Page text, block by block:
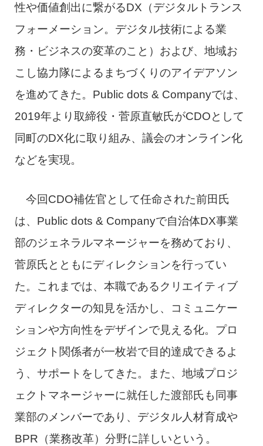
性や価値創出に繋がるDX（デジタルトランス
フォーメーション。デジタル技術による業
務・ビジネスの変革のこと）および、地域お
こし協力隊によるまちづくりのアイデアソン
を進めてきた。Public dots & Companyでは、
2019年より取締役・菅原直敏氏がCDOとして
同町のDX化に取り組み、議会のオンライン化
などを実現。
今回CDO補佐官として任命された前田氏
は、Public dots & Companyで自治体DX事業
部のジェネラルマネージャーを務めており、
菅原氏とともにディレクションを行ってい
た。これまでは、本職であるクリエイティブ
ディレクターの知見を活かし、コミュニケー
ションや方向性をデザインで見える化。プロ
ジェクト関係者が一枚岩で目的達成できるよ
う、サポートをしてきた。また、地域プロジ
ェクトマネージャーに就任した渡部氏も同事
業部のメンバーであり、デジタル人材育成や
BPR（業務改革）分野に詳しいという。